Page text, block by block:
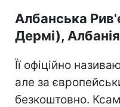
Албанська
Дермі), Албанія
Її офіційно
але за
безкоштовно.